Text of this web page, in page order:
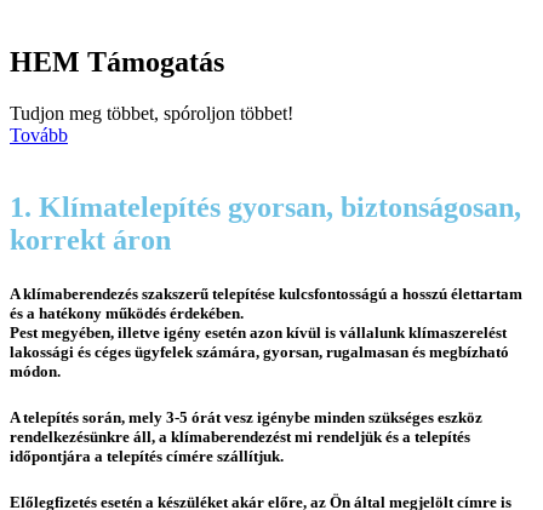
HEM Támogatás
Tudjon meg többet, spóroljon többet!
Tovább
1. Klímatelepítés gyorsan, biztonságosan,
korrekt áron
A klímaberendezés szakszerű telepítése kulcsfontosságú a hosszú élettartam
és a hatékony működés érdekében.
Pest megyében, illetve igény esetén azon kívül is vállalunk klímaszerelést
lakossági és céges ügyfelek számára, gyorsan, rugalmasan és megbízható
módon.
A telepítés során, mely 3-5 órát vesz igénybe minden szükséges eszköz
rendelkezésünkre áll, a klímaberendezést mi rendeljük és a telepítés
időpontjára a telepítés címére szállítjuk.
Előlegfizetés esetén a készüléket akár előre, az Ön által megjelölt címre is